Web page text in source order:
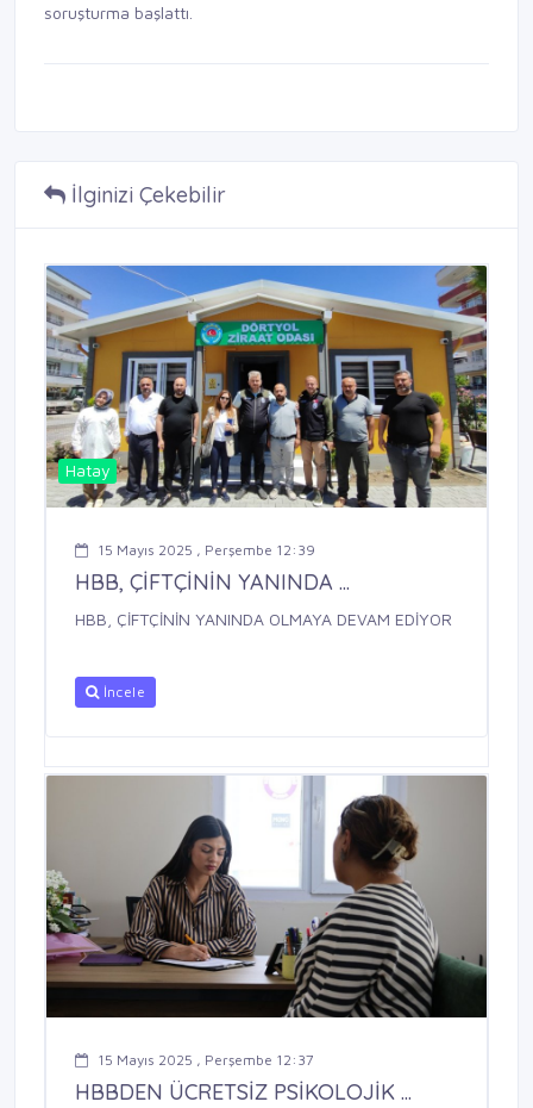
soruşturma başlattı.
İlginizi Çekebilir
Hatay
15 Mayıs 2025 , Perşembe 12:39
HBB, ÇİFTÇİNİN YANINDA ...
HBB, ÇİFTÇİNİN YANINDA OLMAYA DEVAM EDİYOR
İncele
15 Mayıs 2025 , Perşembe 12:37
HBBDEN ÜCRETSİZ PSİKOLOJİK ...